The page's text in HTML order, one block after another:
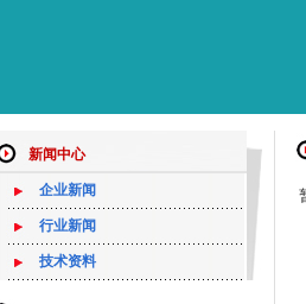
新闻中心
企业新闻
行业新闻
技术资料